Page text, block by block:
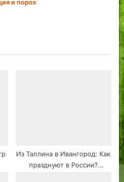
Из Таллина в Ивангород: Как
празднуют в России?